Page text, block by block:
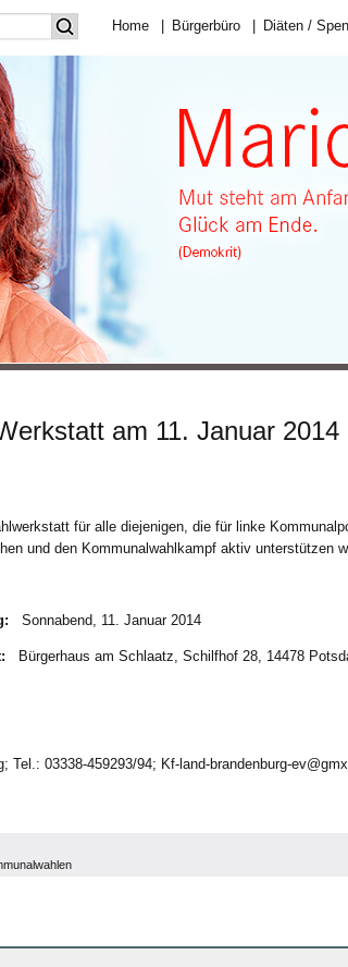
Home Bürgerbüro Diäten /
am 11. Januar 2014
für alle diejenigen, die für linke
und den Kommunalwahlkampf aktiv unterstützen
Sonnabend, 11. Januar 2014
Bürgerhaus am Schlaatz, Schilfhof 28, 14478
Tel.: 03338-459293/94; Kf-land-brandenburg-